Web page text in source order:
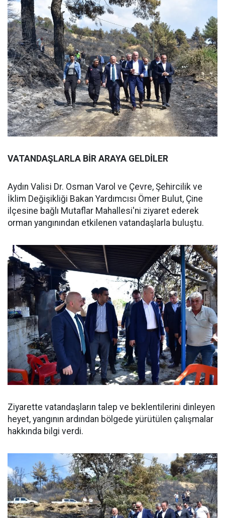
VATANDAŞLARLA BİR ARAYA GELDİLER
Aydın Valisi Dr. Osman Varol ve Çevre, Şehircilik ve
İklim Değişikliği Bakan Yardımcısı Ömer Bulut, Çine
ilçesine bağlı Mutaflar Mahallesi'ni ziyaret ederek
orman yangınından etkilenen vatandaşlarla buluştu.
Ziyarette vatandaşların talep ve beklentilerini dinleyen
heyet, yangının ardından bölgede yürütülen çalışmalar
hakkında bilgi verdi.